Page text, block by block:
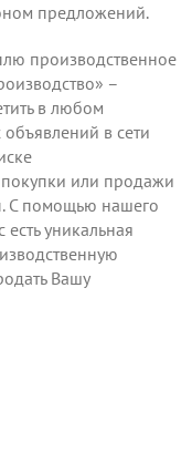
предложений.
производственное
–
в любом
в сети
или продажи
С помощью нашего
уникальная
Вашу